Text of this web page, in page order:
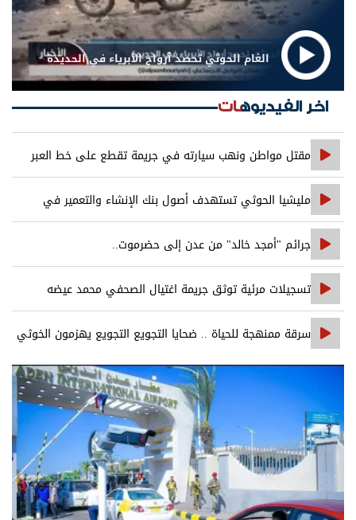
الغام الحوثي تحصد أرواح الأبرياء في الحديدة
اخر الفيديوهات
مقتل مواطن ونهب سيارته في جريمة تقطع على خط العبر
مليشيا الحوثي تستهدف أصول بنك الإنشاء والتعمير في
صنعاء
جرائم "أمجد خالد" من عدن إلى حضرموت..
تسجيلات مرئية توثق جريمة اغتيال الصحفي محمد عيضه
سرقة ممنهجة للحياة .. ضحايا التجويع التجويع يهزمون الخوثي